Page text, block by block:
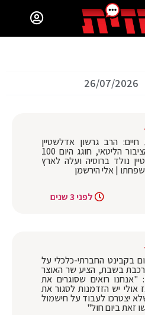
26/07/2026
חיים: הרב גרשון אדלשטיין
שליט"א, מנהיג הציבור הליטאי, חוגג היום 100
נולד ברוסיה ועלה לארץ
לפני 3 שנים
בקבינט החברתי-כלכלי על
בשבת, הציע שר האוצר
"אנחנו רואים שסוגרים את
אולי יש הזדמנות לסגור את
יצטרכו לעבוד על חישמול
זאת ביום חול"